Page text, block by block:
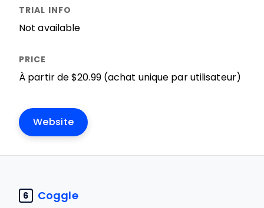
Not available
À partir de $20.99 (achat unique par utilisateur)
Website
6 Coggle